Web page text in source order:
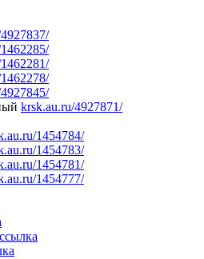
krsk.au.ru/4927871/
1454784/
1454783/
1454781/
1454777/
ссылка